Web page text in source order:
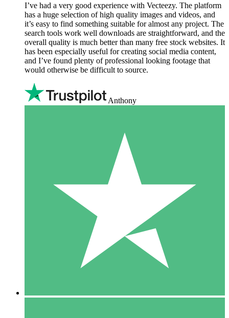
I’ve had a very good experience with Vecteezy. The platform
has a huge selection of high quality images and videos, and
it’s easy to find something suitable for almost any project. The
search tools work well downloads are straightforward, and the
overall quality is much better than many free stock websites. It
has been especially useful for creating social media content,
and I’ve found plenty of professional looking footage that
would otherwise be difficult to source.
Anthony